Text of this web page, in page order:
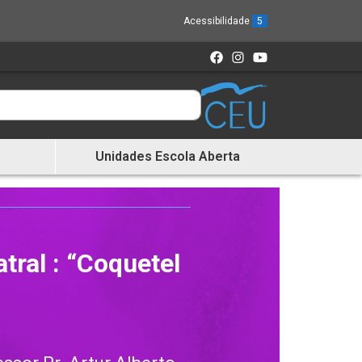
Acessibilidade 5
Unidades Escola Aberta
: “Coquetel